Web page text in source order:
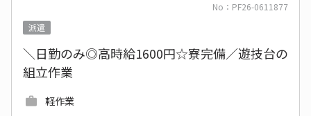
No：PF26-0611877
派遣
＼日勤のみ◎高時給1600円☆寮完備／遊技台の
組立作業
軽作業